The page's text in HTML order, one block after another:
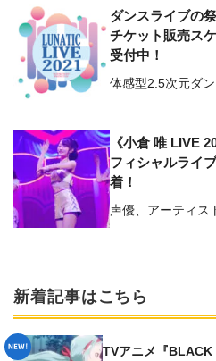
ダンスライブの
チケット販売ス
受付中！
体感型2.5次元ダ
《小倉 唯 LIVE
フィシャルライ
着！
声優、アーティス
新着記事はこちら
TVアニメ『BLACK